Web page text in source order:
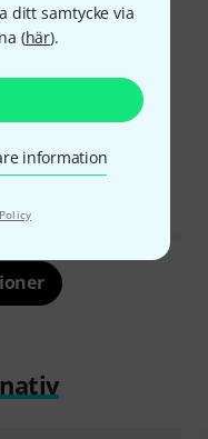
ditt samtycke via
(här).
information
on these